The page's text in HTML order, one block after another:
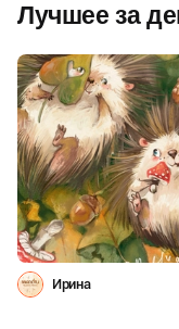
Лучшее за
Ирина